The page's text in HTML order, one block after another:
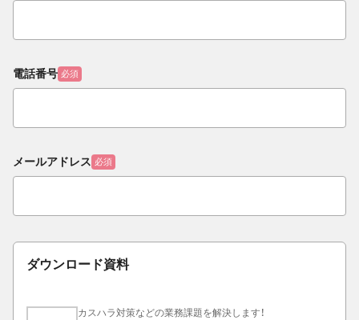
電話番号 必須
メールアドレス 必須
ダウンロード資料
カスハラ対策などの業務課題を解決します！